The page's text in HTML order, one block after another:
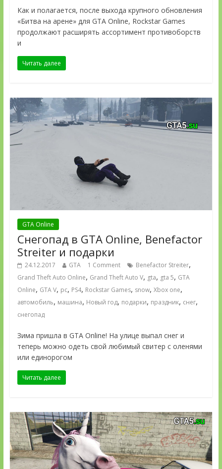
Как и полагается, после выхода крупного обновления
«Битва на арене» для GTA Online, Rockstar Games
продолжают расширять ассортимент противоборств
и
Читать далее
GTA Online
Снегопад в GTA Online, Benefactor
Streiter и подарки
24.12.2017 GTA 1 Comment Benefactor Streiter,
Grand Theft Auto Online, Grand Theft Auto V, gta, gta 5, GTA
Online, GTA V, pc, PS4, Rockstar Games, snow, Xbox one,
автомобиль, машина, Новый год, подарки, праздник, снег,
снегопад
Зима пришла в GTA Online! На улице выпал снег и
теперь можно одеть свой любимый свитер с оленями
или единорогом
Читать далее